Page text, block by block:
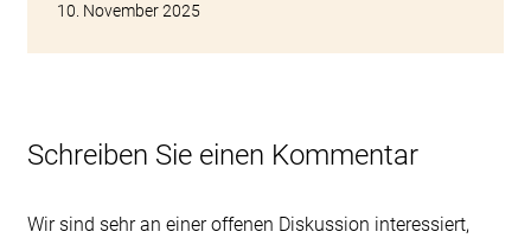
10. November 2025
Schreiben Sie einen Kommentar
Wir sind sehr an einer offenen Diskussion interessiert,